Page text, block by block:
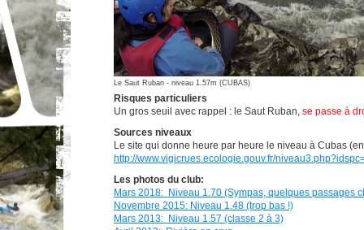
Le Saut Ruban - niveau 1.57m (CUBAS)
Risques particuliers
Un gros seuil avec rappel : le Saut Ruban, se passe à
Sources niveaux
Le site qui donne heure par heure le niveau à Cubas
http://www.vigicrues.ecologie.gouv.fr/
Les photos du club:
Mars 2018: Niveau 1.70 (Sympas, quelques passages
Novembre 2015: Niveau 1.48 (trop bas !)
Mars 2013: Niveau 1.57 (classe 2 à 3)